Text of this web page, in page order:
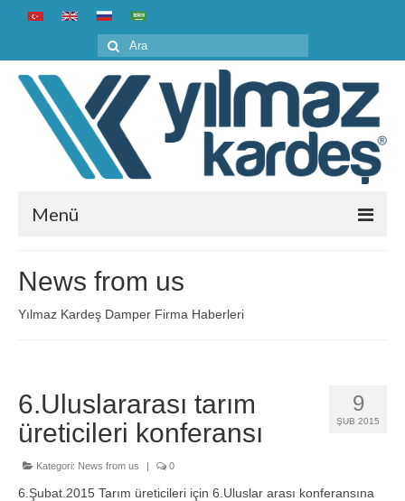
Şunu
ara:
Menü
Products
Discharging Platforms
Canal Type Unloading Platforms
News from us
Yılmaz Kardeş Damper Firma Haberleri
9
ŞUB 2015
6.Uluslararası tarım
üreticileri konferansı
Kategori: News from us | 0
6.Şubat.2015 Tarım üreticileri için 6.Uluslar arası konferansına